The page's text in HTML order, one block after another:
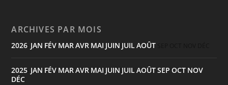
ARCHIVES PAR MOIS
2026 JAN FÉV MARAVR MAI JUIN JUILAOÛT
2025 JAN FÉV MARAVR MAI JUIN JUILAOÛTSEP OCT NOV
DÉC